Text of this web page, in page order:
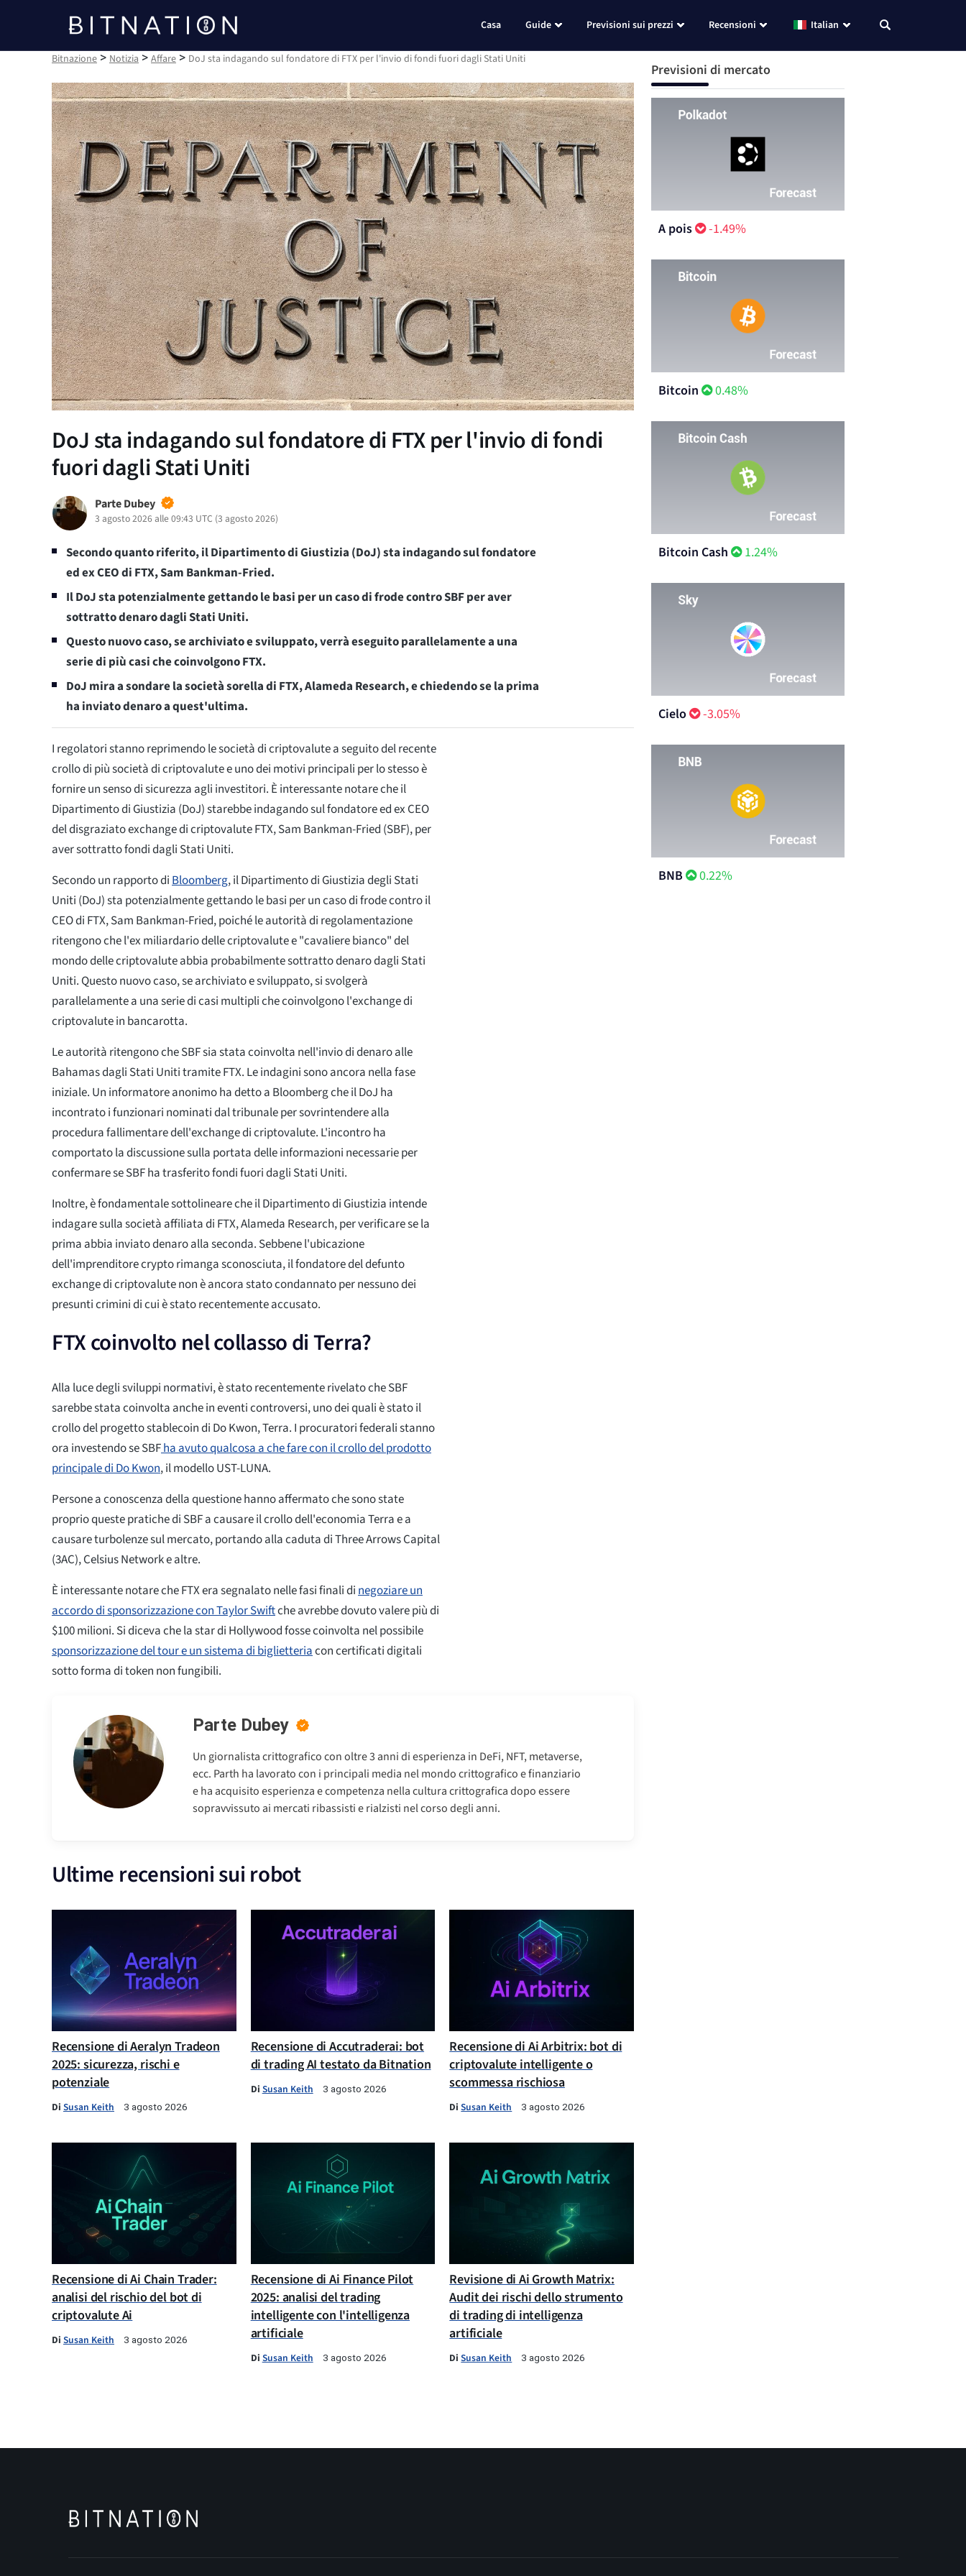
Bitnazione
Casa Guide Previsioni sui prezzi Recensioni Italian
Bitnazione > Notizia > Affare > DoJ sta indagando sul fondatore di FTX per l'invio di fondi fuori dagli Stati Uniti
DoJ sta indagando sul fondatore di FTX per l'invio di fondi
fuori dagli Stati Uniti
Parte Dubey
3 agosto 2026 alle 09:43 UTC (3 agosto 2026)
Secondo quanto riferito, il Dipartimento di Giustizia (DoJ) sta indagando sul fondatore
ed ex CEO di FTX, Sam Bankman-Fried.
Il DoJ sta potenzialmente gettando le basi per un caso di frode contro SBF per aver
sottratto denaro dagli Stati Uniti.
Questo nuovo caso, se archiviato e sviluppato, verrà eseguito parallelamente a una
serie di più casi che coinvolgono FTX.
DoJ mira a sondare la società sorella di FTX, Alameda Research, e chiedendo se la prima
ha inviato denaro a quest'ultima.
I regolatori stanno reprimendo le società di criptovalute a seguito del recente
crollo di più società di criptovalute e uno dei motivi principali per lo stesso è
fornire un senso di sicurezza agli investitori. È interessante notare che il
Dipartimento di Giustizia (DoJ) starebbe indagando sul fondatore ed ex CEO
del disgraziato exchange di criptovalute FTX, Sam Bankman-Fried (SBF), per
aver sottratto fondi dagli Stati Uniti.
Secondo un rapporto di Bloomberg, il Dipartimento di Giustizia degli Stati
Uniti (DoJ) sta potenzialmente gettando le basi per un caso di frode contro il
CEO di FTX, Sam Bankman-Fried, poiché le autorità di regolamentazione
ritengono che l'ex miliardario delle criptovalute e "cavaliere bianco" del
mondo delle criptovalute abbia probabilmente sottratto denaro dagli Stati
Uniti. Questo nuovo caso, se archiviato e sviluppato, si svolgerà
parallelamente a una serie di casi multipli che coinvolgono l'exchange di
criptovalute in bancarotta.
Le autorità ritengono che SBF sia stata coinvolta nell'invio di denaro alle
Bahamas dagli Stati Uniti tramite FTX. Le indagini sono ancora nella fase
iniziale. Un informatore anonimo ha detto a Bloomberg che il DoJ ha
incontrato i funzionari nominati dal tribunale per sovrintendere alla
procedura fallimentare dell'exchange di criptovalute. L'incontro ha
comportato la discussione sulla portata delle informazioni necessarie per
confermare se SBF ha trasferito fondi fuori dagli Stati Uniti.
Inoltre, è fondamentale sottolineare che il Dipartimento di Giustizia intende
indagare sulla società affiliata di FTX, Alameda Research, per verificare se la
prima abbia inviato denaro alla seconda. Sebbene l'ubicazione
dell'imprenditore crypto rimanga sconosciuta, il fondatore del defunto
exchange di criptovalute non è ancora stato condannato per nessuno dei
presunti crimini di cui è stato recentemente accusato.
FTX coinvolto nel collasso di Terra?
Alla luce degli sviluppi normativi, è stato recentemente rivelato che SBF
sarebbe stata coinvolta anche in eventi controversi, uno dei quali è stato il
crollo del progetto stablecoin di Do Kwon, Terra. I procuratori federali stanno
ora investendo se SBFha avuto qualcosa a che fare con il crollo del prodotto
principale di Do Kwon, il modello UST-LUNA.
Persone a conoscenza della questione hanno affermato che sono state
proprio queste pratiche di SBF a causare il crollo dell'economia Terra e a
causare turbolenze sul mercato, portando alla caduta di Three Arrows Capital
(3AC), Celsius Network e altre.
È interessante notare che FTX era segnalato nelle fasi finali di negoziare un
accordo di sponsorizzazione con Taylor Swiftche avrebbe dovuto valere più di
$100 milioni. Si diceva che la star di Hollywood fosse coinvolta nel possibile
sponsorizzazione del tour e un sistema di biglietteriacon certificati digitali
sotto forma di token non fungibili.
Parte Dubey
Un giornalista crittografico con oltre 3 anni di esperienza in DeFi, NFT, metaverse,
ecc. Parth ha lavorato con i principali media nel mondo crittografico e finanziario
e ha acquisito esperienza e competenza nella cultura crittografica dopo essere
sopravvissuto ai mercati ribassisti e rialzisti nel corso degli anni.
Ultime recensioni sui robot
Recensione di Aeralyn Tradeon
2025: sicurezza, rischi e
potenziale
Di Susan Keith 3 agosto 2026
Recensione di Accutraderai: bot
di trading AI testato da Bitnation
Di Susan Keith 3 agosto 2026
Recensione di Ai Arbitrix: bot di
criptovalute intelligente o
scommessa rischiosa
DiSusan Keith 3 agosto 2026
Recensione di Ai Chain Trader:
analisi del rischio del bot di
criptovalute Ai
Di Susan Keith 3 agosto 2026
Recensione di Ai Finance Pilot
2025: analisi del trading
intelligente con l'intelligenza
artificiale
Di Susan Keith 3 agosto 2026
Revisione di Ai Growth Matrix:
Audit dei rischi dello strumento
di trading di intelligenza
artificiale
DiSusan Keith 3 agosto 2026
Previsioni di mercato
A pois -1.49%
Bitcoin 0.48%
Bitcoin Cash 1.24%
Cielo -3.05%
BNB 0.22%